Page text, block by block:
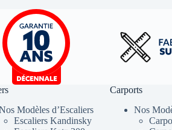
Modèles d’Escaliers
Escaliers Kandinsky
Carports
Nos